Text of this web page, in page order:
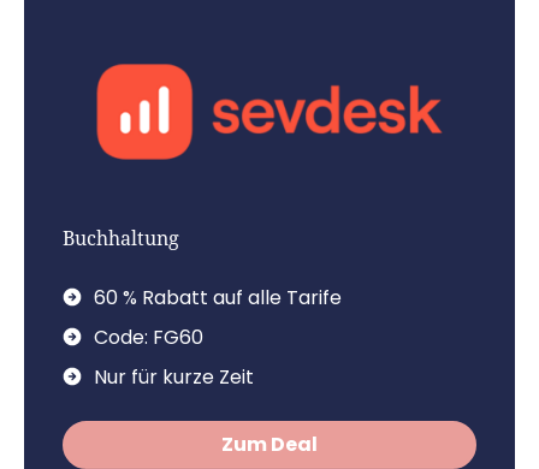
Buchhaltung
60 % Rabatt auf alle Tarife
Code: FG60
Nur für kurze Zeit
Zum Deal